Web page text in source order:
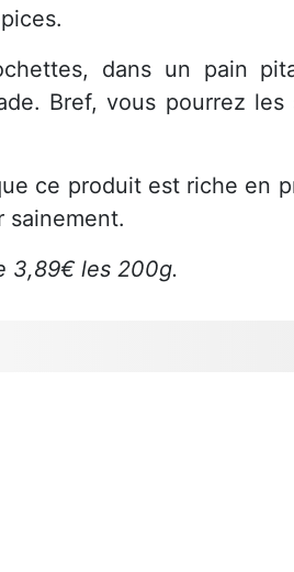
dans un pain
Bref, vous pourrez les
ce produit est riche en
sainement.
3,89€ les 200g.